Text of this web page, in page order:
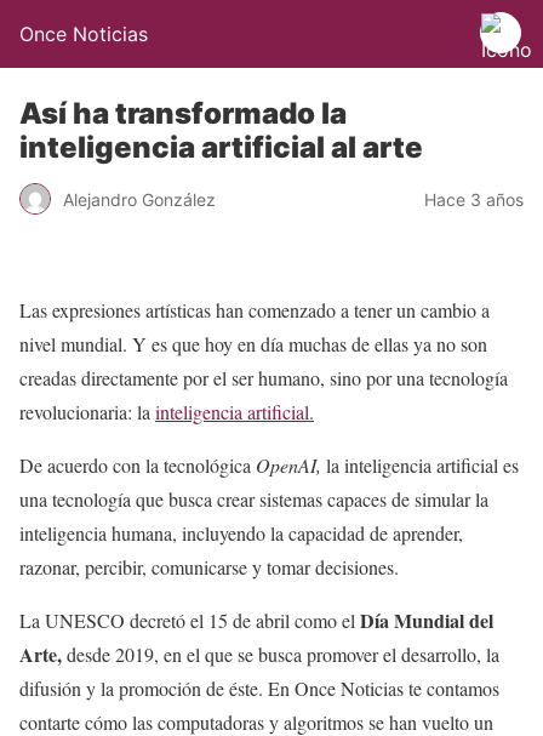
Once Noticias
Así ha transformado la
inteligencia artificial al arte
Alejandro González Hace 3 años
Las expresiones artísticas han comenzado a tener un cambio a
nivel mundial. Y es que hoy en día muchas de ellas ya no son
creadas directamente por el ser humano, sino por una tecnología
revolucionaria: la inteligencia artificial.
De acuerdo con la tecnológica OpenAI, la inteligencia artificial es
una tecnología que busca crear sistemas capaces de simular la
inteligencia humana, incluyendo la capacidad de aprender,
razonar, percibir, comunicarse y tomar decisiones.
La UNESCO decretó el 15 de abril como el Día Mundial del
Arte,desde 2019, en el que se busca promover el desarrollo, la
difusión y la promoción de éste. En Once Noticias te contamos
contarte cómo las computadoras y algoritmos se han vuelto un